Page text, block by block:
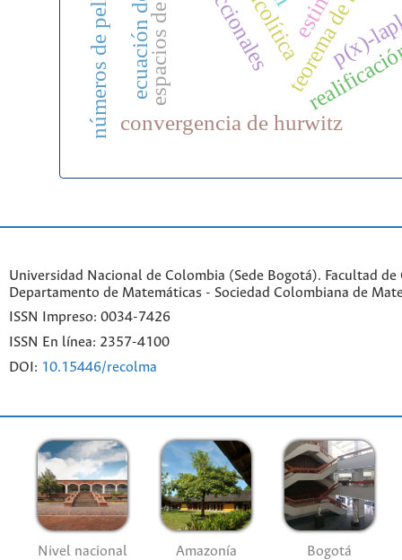
convergencia de hurwitz
p(x)-
números de pell
Universidad Nacional de Colombia (Sede Bogotá). Facultad de
Departamento de Matemáticas - Sociedad Colombiana de
ISSN Impreso: 0034-7426
ISSN En línea: 2357-4100
DOI: 10.15446/recolma
Nivel nacional Amazonía Bogotá